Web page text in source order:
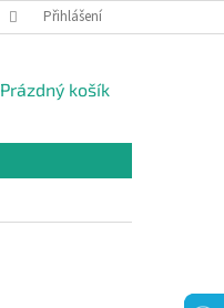
Přihlášení
NÁKUPNÍ
Prázdný košík